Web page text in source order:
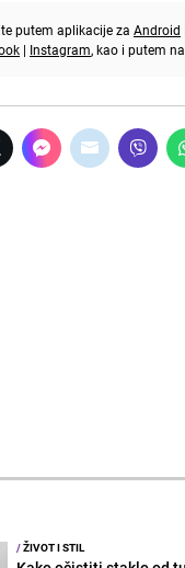
putem aplikacije za Android
| Instagram, kao i putem
/ŽIVOT I STIL